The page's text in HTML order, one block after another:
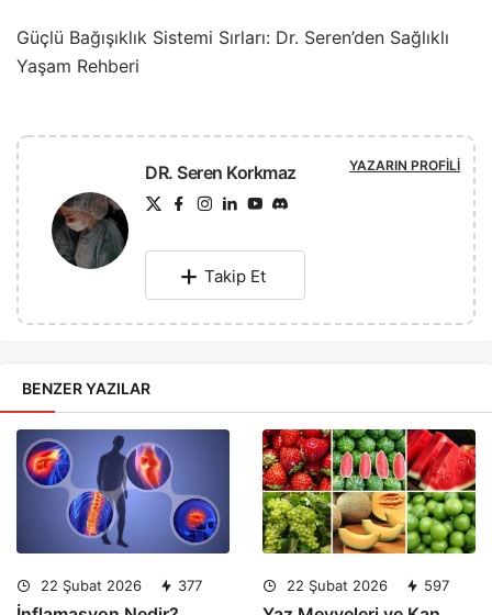
Güçlü Bağışıklık Sistemi Sırları: Dr. Seren’den Sağlıklı
Yaşam Rehberi
DR. Seren Korkmaz YAZARIN PROFILI
Takip Et
BENZER YAZILAR
22 Şubat 2026 377 22 Şubat 2026 597